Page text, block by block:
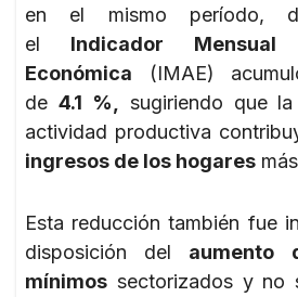
en el mismo período,
el Indicador
Económica (IMAE)
de 4.1 %,
sugiriendo que
actividad productiva
ingresos de los hogares
Esta reducción también fue
disposición del aumento
mínimos sectorizados y no